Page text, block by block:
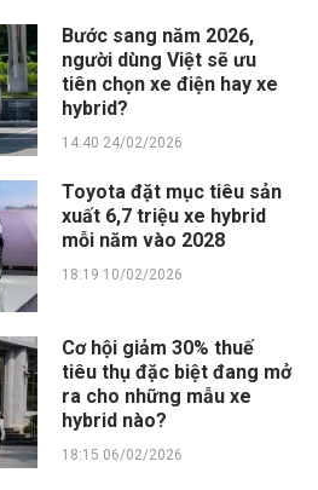
Bước sang năm 2026,
người dùng Việt sẽ ưu
tiên chọn xe điện hay xe
hybrid?
14:40 24/02/2026
Toyota đặt mục tiêu sản
xuất 6,7 triệu xe hybrid
mỗi năm vào 2028
18:19 10/02/2026
Cơ hội giảm 30% thuế
tiêu thụ đặc biệt đang mở
ra cho những mẫu xe
hybrid nào?
18:15 06/02/2026